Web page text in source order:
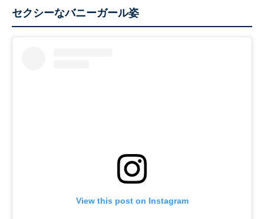
セクシーなバニーガール姿
View this post on Instagram